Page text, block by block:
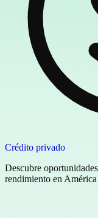
Crédito privado
Descubre
rendimiento en